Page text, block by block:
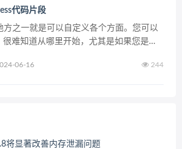
代码片段
方之一就是可以自定义各个方面。您可以
很难知道从哪里开始，尤其是如果您是
，供您在网站上...
06-16 244
将显著改善内存泄漏问题